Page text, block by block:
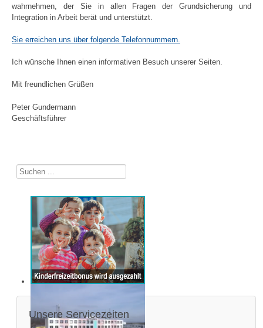
wahrnehmen, der Sie in allen Fragen der Grundsicherung und
Integration in Arbeit berät und unterstützt.
Sie erreichen uns über folgende Telefonnummern.
Ich wünsche Ihnen einen informativen Besuch unserer Seiten.
Mit freundlichen Grüßen
Peter Gundermann
Geschäftsführer
Suchen
Unsere Servicezeiten